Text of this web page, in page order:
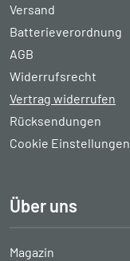
Versand
Batterieverordnung
AGB
Widerrufsrecht
Vertrag widerrufen
Rücksendungen
Cookie Einstellungen
Über uns
Magazin